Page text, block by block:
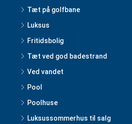
Tæt på golfbane
Luksus
Fritidsbolig
Tæt ved god badestrand
Ved vandet
Pool
Poolhuse
Luksussommerhus til salg